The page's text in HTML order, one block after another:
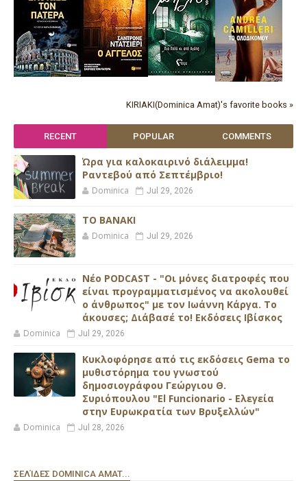
KIRIAKI(Dominica Amat)'s favorite books »
RECENT POPULAR COMMENTS
Ώρα για καλοκαιρινό διάλειμμα!
Ραντεβού από Σεπτέμβριο!
Dominica Jul 29, 2026
ΤΟ ΒΑΝΑΚΙ
Dominica Jul 29, 2026
Νέο PODCAST - "Οι μόνες διατροφές που
είναι προγραμματισμένος να ακολουθεί
ο άνθρωπος" με τον Ιωάννη Κάργα. Το
άκουσες; Διάβασέ το! Εκδόσεις Ιβίσκος
Dominica Jul 29, 2026
Κυκλοφόρησε από τις εκδόσεις Gema το
μυθιστόρημα του γνωστού
δημοσιογράφου Γεώργιου Θ.
Συριόπουλου "El Funcionario - Ελεγεία
στην Ευρωκρατία των Βρυξελλών"
Dominica Jul 28, 2026
ΣΕΛΊΔΕΣ DOMINICA AMAT...